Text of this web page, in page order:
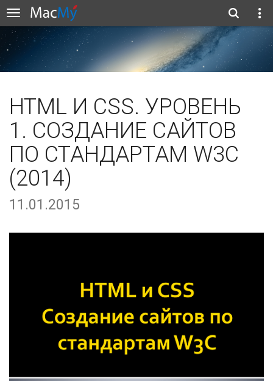
HTML И CSS. УРОВЕНЬ
1. СОЗДАНИЕ САЙТОВ
ПО СТАНДАРТАМ W3C
(2014)
11.01.2015